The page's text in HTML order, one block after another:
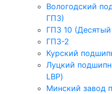
Вологодский
ГПЗ)
ГПЗ 10
ГПЗ-2
Курский
Луцкий
LBP)
Минский завод